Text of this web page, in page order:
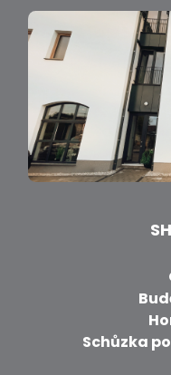
Schůzka